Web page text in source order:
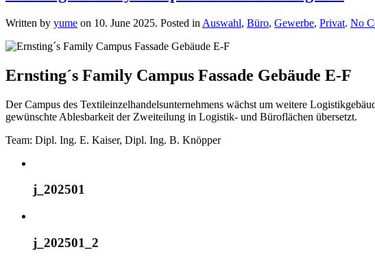
Written by yume on 10. June 2025. Posted in Auswahl, Büro, Gewerbe, Privat. No
Ernsting´s Family Campus Fassade Gebäude E-F
Der Campus des Textileinzelhandelsunternehmens wächst um weitere
gewünschte Ablesbarkeit der Zweiteilung in Logistik- und Büroflächen übersetzt.
Team: Dipl. Ing. E. Kaiser, Dipl. Ing. B. Knöpper
j_202501
j_202501_2